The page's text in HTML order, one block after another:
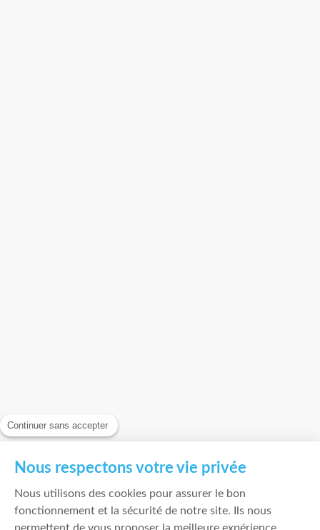
Continuer sans accepter
Nous respectons votre vie privée
Nous utilisons des cookies pour assurer le bon
fonctionnement et la sécurité de notre site. Ils nous